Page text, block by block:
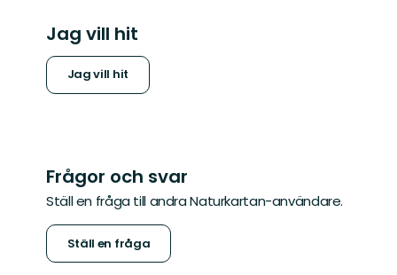
Jag vill hit
Jag vill hit
Frågor och svar
Ställ en fråga till andra Naturkartan-användare.
Ställ en fråga